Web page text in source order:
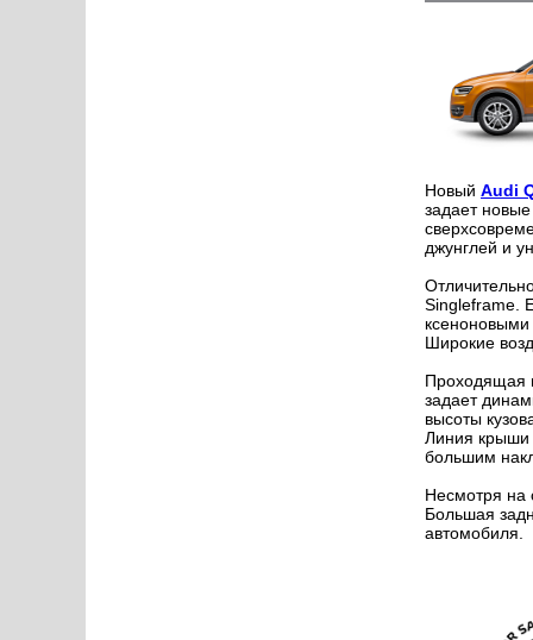
Новый Audi
задает новые
джунглей и
Singleframe.
Широкие
Проходящая
задает
высоты
Линия крыши
большим
Несмотря на
Большая
автомобиля.